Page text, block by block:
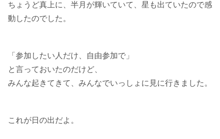
ちょうど真上に、半月が輝いていて、星も出ていたので感
動したのでした。
「参加したい人だけ、自由参加で」
と言っておいたのだけど、
みんな起きてきて、みんなでいっしょに見に行きました。
これが日の出だよ。